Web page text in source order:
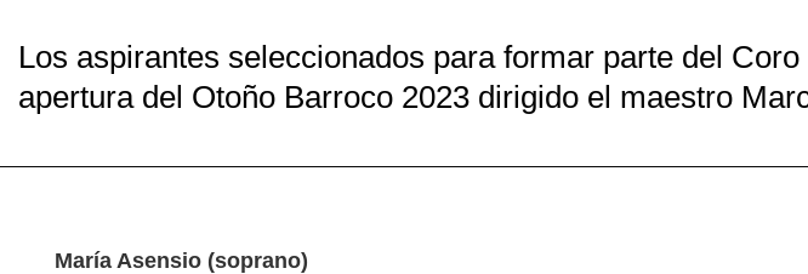
Los aspirantes seleccionados para formar parte del
apertura del Otoño Barroco 2023 dirigido el maestro
María Asensio (soprano)